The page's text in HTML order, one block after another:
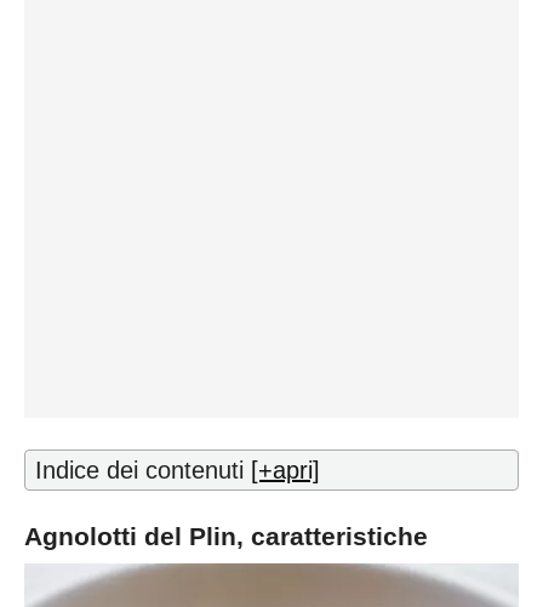
Indice dei contenuti [+apri]
Agnolotti del Plin, caratteristiche